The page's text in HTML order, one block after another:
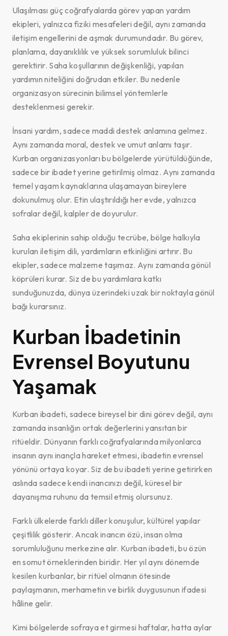
Ulaşılması güç coğrafyalarda görev yapan yardım
ekipleri, yalnızca fiziki mesafeleri değil, aynı zamanda
iletişim engellerini de aşmak durumundadır. Bu görev,
planlama, dayanıklılık ve yüksek sorumluluk bilinci
gerektirir. Saha koşullarının değişkenliği, yapılan
yardımın niteliğini doğrudan etkiler. Bu nedenle
organizasyon sürecinin bilimsel yöntemlerle
desteklenmesi gerekir.
İnsani yardım, sadece maddi destek anlamına gelmez.
Aynı zamanda moral, destek ve umut anlamı taşır.
Kurban organizasyonları bu bölgelerde yürütüldüğünde,
sadece bir ibadet yerine getirilmiş olmaz. Aynı zamanda
temel yaşam kaynaklarına ulaşamayan bireylere
dokunulmuş olur. Etin ulaştırıldığı her evde, yalnızca
sofralar değil, kalpler de doyurulur.
Saha ekiplerinin sahip olduğu tecrübe, bölge halkıyla
kurulan iletişim dili, yardımların etkinliğini artırır. Bu
ekipler, sadece malzeme taşımaz. Aynı zamanda gönül
köprüleri kurar. Siz de bu yardımlara katkı
sunduğunuzda, dünya üzerindeki uzak bir noktayla gönül
bağı kurarsınız.
Kurban İbadetinin
Evrensel Boyutunu
Yaşamak
Kurban ibadeti, sadece bireysel bir dini görev değil, aynı
zamanda insanlığın ortak değerlerini yansıtan bir
ritüeldir. Dünyanın farklı coğrafyalarında milyonlarca
insanın aynı inançla hareket etmesi, ibadetin evrensel
yönünü ortaya koyar. Siz de bu ibadeti yerine getirirken
aslında sadece kendi inancınızı değil, küresel bir
dayanışma ruhunu da temsil etmiş olursunuz.
Farklı ülkelerde farklı diller konuşulur, kültürel yapılar
çeşitlilik gösterir. Ancak inancın özü, insan olma
sorumluluğunu merkezine alır. Kurban ibadeti, bu özün
en somut örneklerinden biridir. Her yıl aynı dönemde
kesilen kurbanlar, bir ritüel olmanın ötesinde
paylaşmanın, merhametin ve birlik duygusunun ifadesi
hâline gelir.
Kimi bölgelerde sofraya et girmesi haftalar, hatta aylar